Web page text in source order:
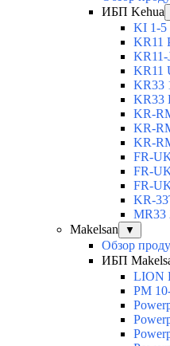
ИБП Kehua
KI 1-
KR11
KR11
KR33
KR33
KR-
KR-
KR-
FR-
FR-
FR-
KR-
MR33
Makelsan
▼
Обзор
ИБП
LION
PM